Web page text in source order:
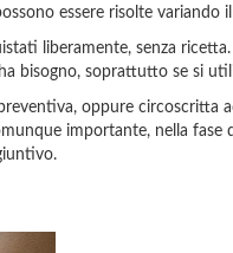
essere risolte variando
liberamente, senza
bisogno, soprattutto se si
oppure circoscritta
importante, nella fase